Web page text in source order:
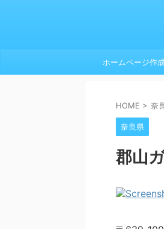
ホームページ作
HOME > 奈
奈良県
郡山